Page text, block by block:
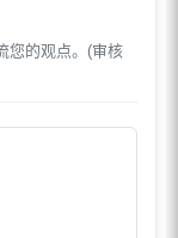
您的观点。(审核